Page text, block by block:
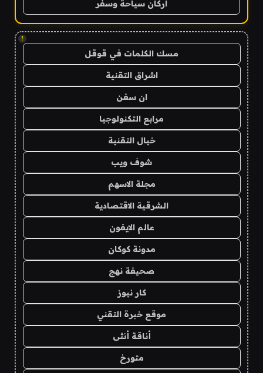
اركان سياحة وسفر
!
مسك الكلمات في قوقل
اشراق التقنية
ان سفن
مرابع التكنولوجيا
خيال التقنية
شوف ويب
مجلة الاسهم
الشرقية الاقتصادية
عالم الايفون
مدونة كوكان
صحيفة نهج
كار نيوز
موقع خبرة التقني
أناقة أنثى
متورخ